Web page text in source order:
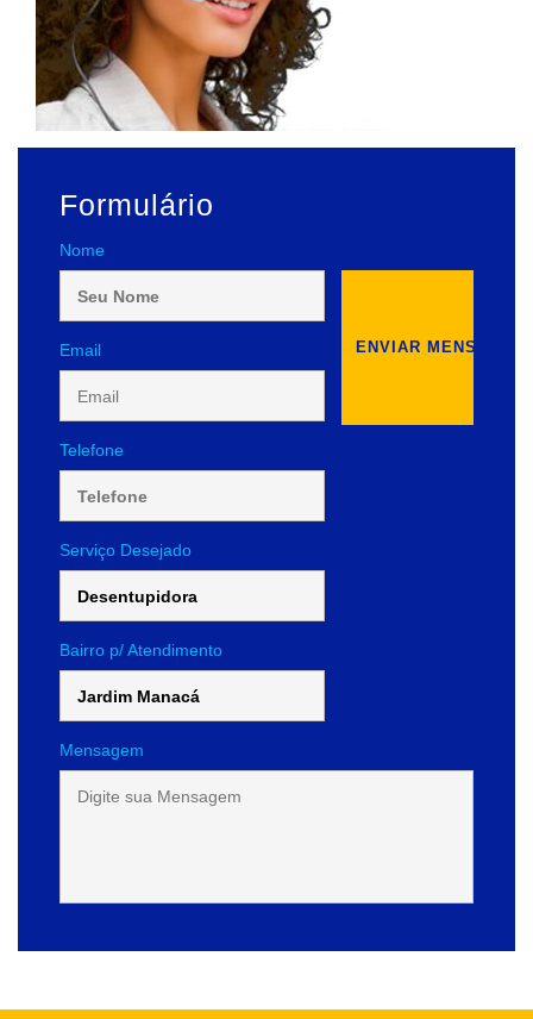
Formulário
Nome
Email
Telefone
Serviço Desejado
Bairro p/ Atendimento
Mensagem